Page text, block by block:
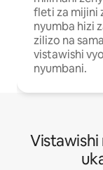
fleti za mijini
nyumba hizi
zilizo na
vistawishi
nyumbani.
Vistawishi